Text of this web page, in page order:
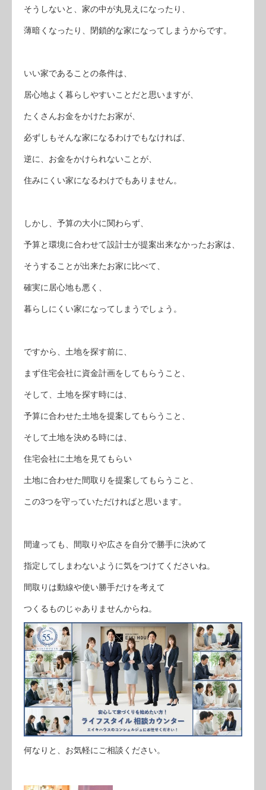
そうしないと、家の中が丸見えになったり、
薄暗くなったり、閉鎖的な家になってしまうからです。
いい家であることの条件は、
居心地よく暮らしやすいことだと思いますが、
たくさんお金をかけたお家が、
必ずしもそんな家になるわけでもなければ、
逆に、お金をかけられないことが、
住みにくい家になるわけでもありません。
しかし、予算の大小に関わらず、
予算と環境に合わせて設計士が提案出来なかったお家は、
そうすることが出来たお家に比べて、
確実に居心地も悪く、
暮らしにくい家になってしまうでしょう。
ですから、土地を探す前に、
まず住宅会社に資金計画をしてもらうこと、
そして、土地を探す時には、
予算に合わせた土地を提案してもらうこと、
そして土地を決める時には、
住宅会社に土地を見てもらい
土地に合わせた間取りを提案してもらうこと、
この3つを守っていただければと思います。
間違っても、間取りや広さを自分で勝手に決めて
指定してしまわないように気をつけてくださいね。
間取りは動線や使い勝手だけを考えて
つくるものじゃありませんからね。
何なりと、お気軽にご相談ください。